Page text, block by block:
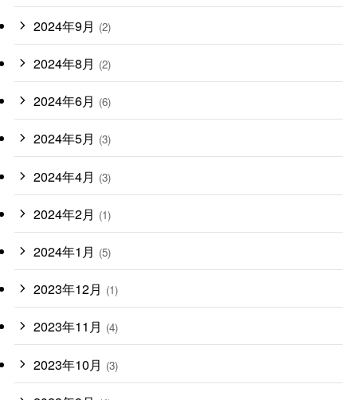
2024年9月 (2)
2024年8月 (2)
2024年6月 (6)
2024年5月 (3)
2024年4月 (3)
2024年2月 (1)
2024年1月 (5)
2023年12月 (1)
2023年11月 (4)
2023年10月 (3)